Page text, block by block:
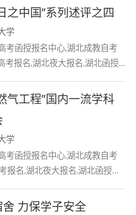
平台、武科大活动报
项；建立武科大图书
自动回复系统。
未来，扬帆远航”所
航，引领计算机软件
中国”系列述评之四
学
考函授报名中心,湖北成教自考
考报名,湖北夜大报名,湖北函授
气工程”国内一流学科
学
考函授报名中心,湖北成教自考
报名,湖北夜大报名,湖北函授报
舍 力保学子安全